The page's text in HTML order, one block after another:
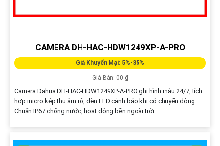
CAMERA DH-HAC-HDW1249XP-A-PRO
Giá Khuyến Mại: 5%-35%
Giá Bán: 00 ₫
Camera Dahua DH-HAC-HDW1249XP-A-PRO ghi hình màu 24/7, tích
hợp micro kép thu âm rõ, đèn LED cảnh báo khi có chuyển động.
Chuẩn IP67 chống nước, hoạt động bền ngoài trời